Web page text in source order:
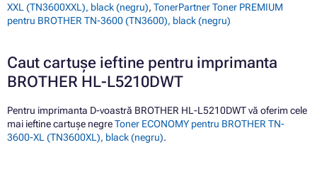
XXL (TN3600XXL), black (negru), TonerPartner Toner PREMIUM
pentru BROTHER TN-3600 (TN3600), black (negru)
Caut cartușe ieftine pentru imprimanta
BROTHER HL-L5210DWT
Pentru imprimanta D-voastră BROTHER HL-L5210DWT vă oferim cele
mai ieftine cartușe negreToner ECONOMY pentru BROTHER TN-
3600-XL (TN3600XL), black (negru).